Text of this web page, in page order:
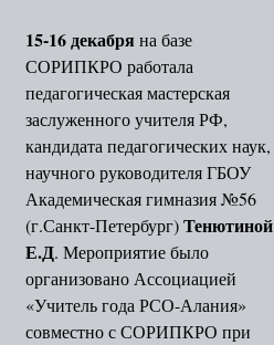
15-16 декабряна базе
СОРИПКРО работала
педагогическая мастерская
заслуженного учителя РФ,
кандидата педагогических наук,
научного руководителя ГБОУ
Академическая гимназия №56
(г.Санкт-Петербург)Тенютиной
Е.Д. Мероприятие было
организовано Ассоциацией
«Учитель года РСО-Алания»
совместно с СОРИПКРО при